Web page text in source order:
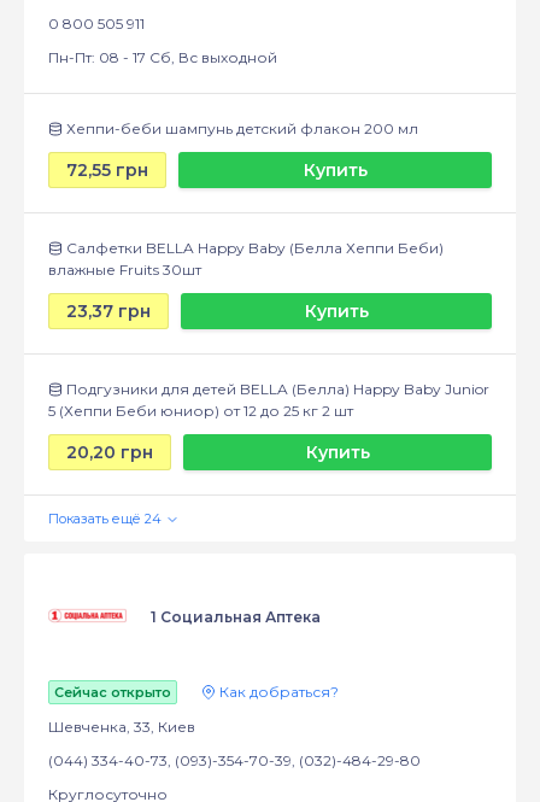
0 800 505 911
Пн-Пт: 08 - 17 Сб, Вс выходной
Хеппи-беби шампунь детский флакон 200 мл
72,55 грн Купить
Салфетки BELLA Happy Baby (Белла Хеппи Беби)
влажные Fruits 30шт
23,37 грн Купить
Подгузники для детей BELLA (Белла) Happy Baby Junior
5 (Хеппи Беби юниор) от 12 до 25 кг 2 шт
20,20 грн Купить
1 Социальная Аптека
Сейчас открыто
Как добраться?
Шевченка, 33, Киев
(044) 334-40-73, (093)-354-70-39, (032)-484-29-80
Круглосуточно